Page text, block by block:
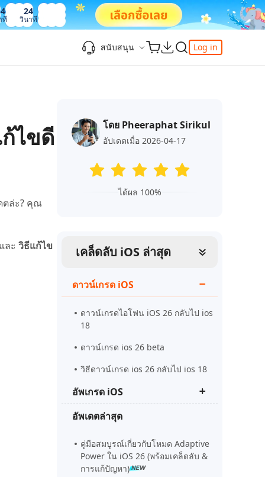
ที
25
วินาที
สนับสนุน
ติดต่อเรา
Log in
แก้ไข iOS 26 ค้าง
วิธีใช้ Apple Music Automix
เคล็ดลับเพิ่มเติม
ios 26 wallpaper
ios 26 vs ios 18
ดู netflix ไม่ได้ ios 26
เคล็ดลับเพิ่มเติม
เปลี่ยนภูมิภาค ios
ดาวน์โหลดเครื่องมือ FRP Unlocker All-In-
จุดเด่น
สำรวจ Tenorshare AI พร้อมฟีเจอร์ใหม่ที่น่า
เริ่มต้นเลย
รวดเร็ว
โดย Pheeraphat Sirikul
อัปเดตเมื่อ 2026-04-17
ได้ผล 100%
เคล็ดลับ iOS ล่าสุด
ดาวน์เกรด iOS
ดาวน์เกรดไอโฟน iOS 26 กลับไป ios
18
ดาวน์เกรด ios 26 beta
วิธีดาวน์เกรด ios 26 กลับไป ios 18
อัพเกรด iOS
ควรอัพเดทเป็น iOS 26 beta ไหม
ios 26 beta vs ios 18
ios 26 Beta อัพวันไหน
อัพเดตล่าสุด
คู่มือสมบูรณ์เกี่ยวกับโหมด Adaptive
Power ใน iOS 26 (พร้อมเคล็ดลับ &
การแก้ปัญหา)
ไขดี
ตล่ะ? คุณ
ละ วิธีแก้ไข